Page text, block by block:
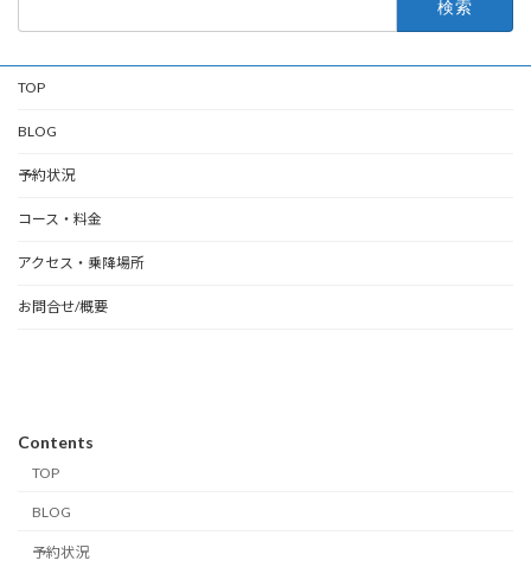
TOP
BLOG
予約状況
コース・料金
アクセス・乗降場所
お問合せ/概要
Contents
TOP
BLOG
予約状況